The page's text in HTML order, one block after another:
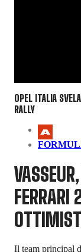
OPEL ITALIA
RALLY
FERRARI
Il team principal